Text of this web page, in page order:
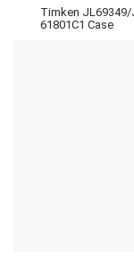
Timken JL69349/
61801C1 Case